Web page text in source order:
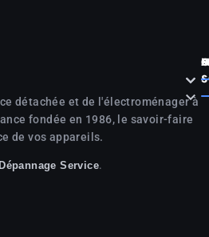
détachée et de l'électroménager à
fondée en 1986, le savoir-faire
de vos appareils.
Service.



